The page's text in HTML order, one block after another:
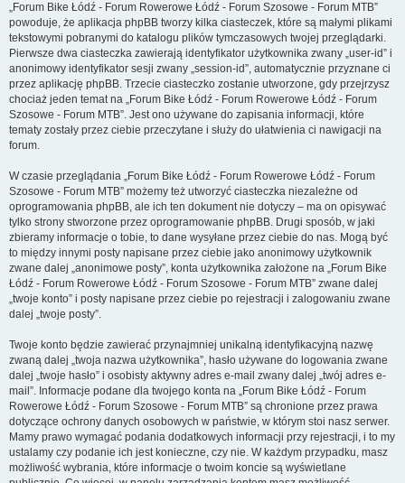
„Forum Bike Łódź - Forum Rowerowe Łódź - Forum Szosowe - Forum MTB”
powoduje, że aplikacja phpBB tworzy kilka ciasteczek, które są małymi plikami
tekstowymi pobranymi do katalogu plików tymczasowych twojej przeglądarki.
Pierwsze dwa ciasteczka zawierają identyfikator użytkownika zwany „user-id” i
anonimowy identyfikator sesji zwany „session-id”, automatycznie przyznane ci
przez aplikację phpBB. Trzecie ciasteczko zostanie utworzone, gdy przejrzysz
chociaż jeden temat na „Forum Bike Łódź - Forum Rowerowe Łódź - Forum
Szosowe - Forum MTB”. Jest ono używane do zapisania informacji, które
tematy zostały przez ciebie przeczytane i służy do ułatwienia ci nawigacji na
forum.
W czasie przeglądania „Forum Bike Łódź - Forum Rowerowe Łódź - Forum
Szosowe - Forum MTB” możemy też utworzyć ciasteczka niezależne od
oprogramowania phpBB, ale ich ten dokument nie dotyczy – ma on opisywać
tylko strony stworzone przez oprogramowanie phpBB. Drugi sposób, w jaki
zbieramy informacje o tobie, to dane wysyłane przez ciebie do nas. Mogą być
to między innymi posty napisane przez ciebie jako anonimowy użytkownik
zwane dalej „anonimowe posty”, konta użytkownika założone na „Forum Bike
Łódź - Forum Rowerowe Łódź - Forum Szosowe - Forum MTB” zwane dalej
„twoje konto” i posty napisane przez ciebie po rejestracji i zalogowaniu zwane
dalej „twoje posty”.
Twoje konto będzie zawierać przynajmniej unikalną identyfikacyjną nazwę
zwaną dalej „twoja nazwa użytkownika”, hasło używane do logowania zwane
dalej „twoje hasło” i osobisty aktywny adres e-mail zwany dalej „twój adres e-
mail”. Informacje podane dla twojego konta na „Forum Bike Łódź - Forum
Rowerowe Łódź - Forum Szosowe - Forum MTB” są chronione przez prawa
dotyczące ochrony danych osobowych w państwie, w którym stoi nasz serwer.
Mamy prawo wymagać podania dodatkowych informacji przy rejestracji, i to my
ustalamy czy podanie ich jest konieczne, czy nie. W każdym przypadku, masz
możliwość wybrania, które informacje o twoim koncie są wyświetlane